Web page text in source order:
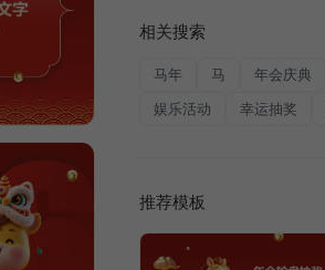
相关搜索
马年 马 年会庆典
娱乐活动 幸运抽奖
推荐模板